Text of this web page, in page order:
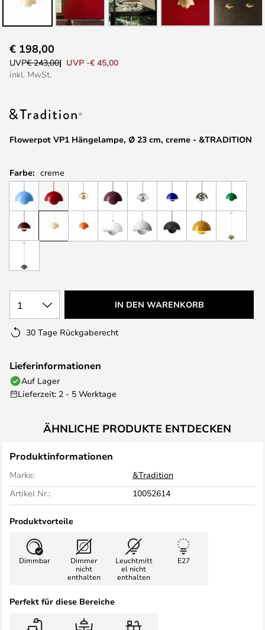
Anfang
der
Flowerpot VP1 Hängelampe, Ø 23 cm, creme - &TRADITION
€ 198,00
UVP€ 243,00
UVP -€ 45,00
inkl. MwSt.
Farbe: creme
1 IN DEN WARENKORB
30 Tage Rückgaberecht
Lieferinformationen
Auf Lager
Lieferzeit: 2 - 5 Werktage
ÄHNLICHE PRODUKTE ENTDECKEN
Produktinformationen
Marke:
&Tradition
Artikel Nr.:
10052614
Produktvorteile
Dimmbar
Dimmer
nicht
enthalten
Leuchtmitt
el nicht
enthalten
E27
Perfekt für diese Bereiche